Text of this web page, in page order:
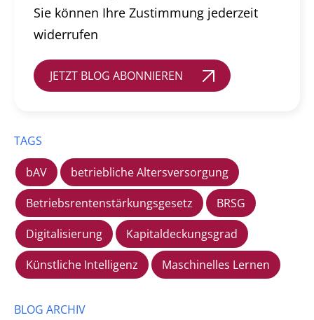
Sie können Ihre Zustimmung jederzeit
widerrufen
JETZT BLOG ABONNIEREN
TAGS
bAV
betriebliche Altersversorgung
Betriebsrentenstärkungsgesetz
BRSG
Digitalisierung
Kapitaldeckungsgrad
Künstliche Intelligenz
Maschinelles Lernen
BLOG ARCHIV